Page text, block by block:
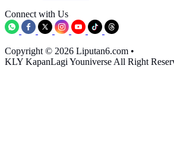
Connect with Us
Copyright © 2026 Liputan6.com •
KLY KapanLagi Youniverse All Right